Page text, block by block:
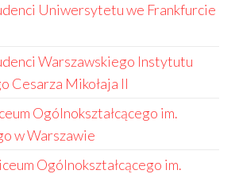
Uniwersytetu we Frankfurcie
Warszawskiego Instytutu
Cesarza Mikołaja II
Ogólnokształcącego im.
w Warszawie
Ogólnokształcącego im.